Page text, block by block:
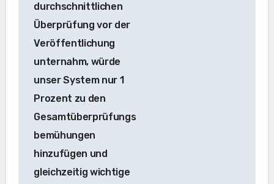
durchschnittlichen
Überprüfung vor der
Veröffentlichung
unternahm, würde
unser System nur 1
Prozent zu den
Gesamtüberprüfungs
bemühungen
hinzufügen und
gleichzeitig wichtige